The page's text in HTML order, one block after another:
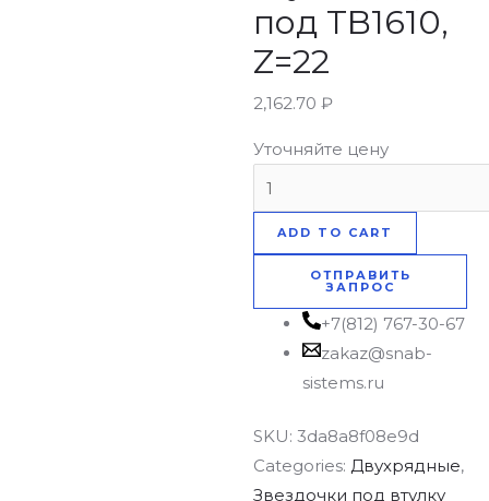
под TB1610,
Z=22
2,162.70₽
Уточняйте цену
ADD TO CART
ОТПРАВИТЬ
ЗАПРОС
+7(812) 767-30-67
zakaz@snab-
sistems.ru
SKU:3da8a8f08e9d
Categories:Двухрядные,
Звездочки под втулку